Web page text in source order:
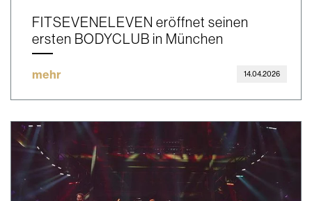
FITSEVENELEVEN eröffnet seinen
ersten BODYCLUB in München
mehr 14.04.2026